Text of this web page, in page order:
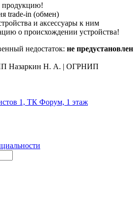
продукцию!
trade-in (обмен)
и аксессуары к ним
о происхождении устройства!
недостаток: не предустановлен
Назаркин Н. А. | ОГРНИП
1, ТК Форум, 1 этаж